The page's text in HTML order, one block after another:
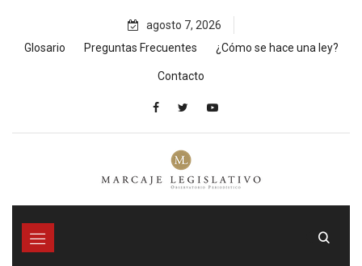
content
agosto 7, 2026
Glosario
Preguntas Frecuentes ¿Cómo se hace una ley?
Contacto